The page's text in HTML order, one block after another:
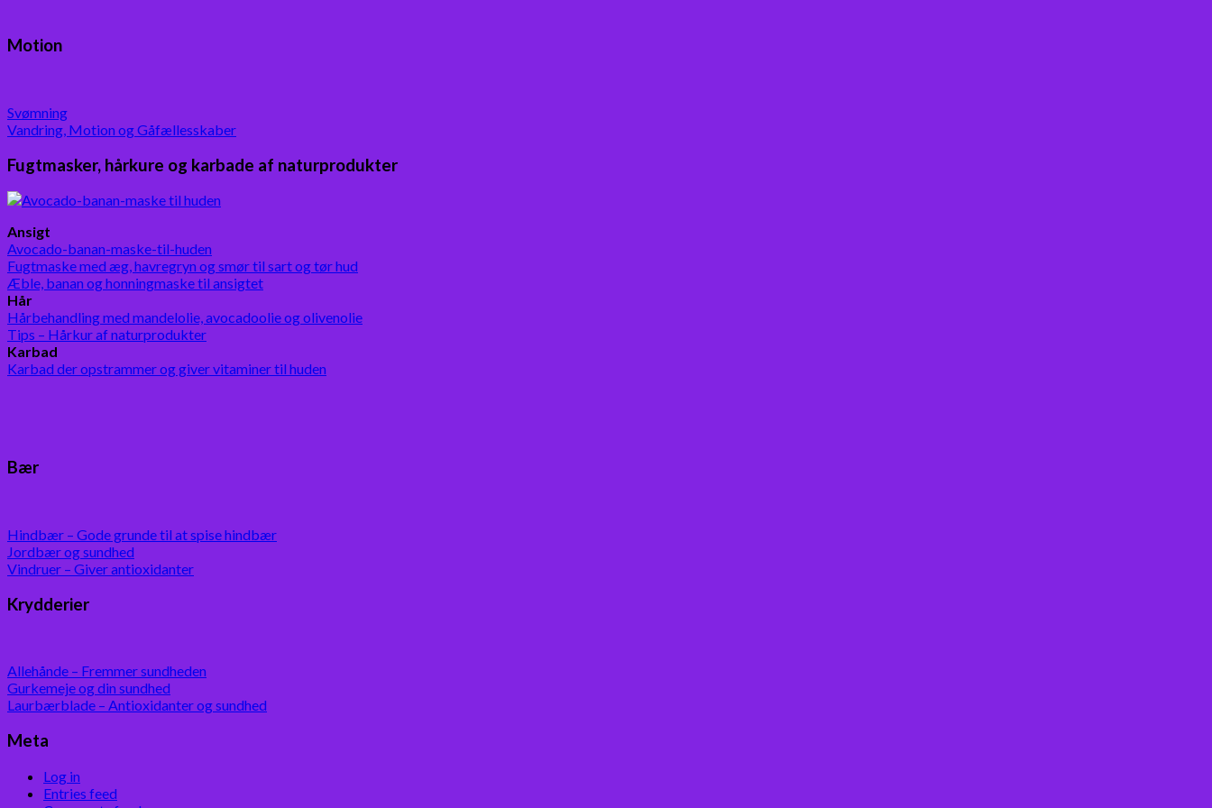
Motion
Svømning
Vandring, Motion og Gåfællesskaber
Fugtmasker, hårkure og karbade af naturprodukter
Ansigt
Avocado-banan-maske-til-huden
Fugtmaske med æg, havregryn og smør til sart og tør hud
Æble, banan og honningmaske til ansigtet
Hår
Hårbehandling med mandelolie, avocadoolie og olivenolie
Tips – Hårkur af naturprodukter
Karbad
Karbad der opstrammer og giver vitaminer til huden
Bær
Hindbær – Gode grunde til at spise hindbær
Jordbær og sundhed
Vindruer – Giver antioxidanter
Krydderier
Allehånde – Fremmer sundheden
Gurkemeje og din sundhed
Laurbærblade – Antioxidanter og sundhed
Meta
Log in
Entries feed